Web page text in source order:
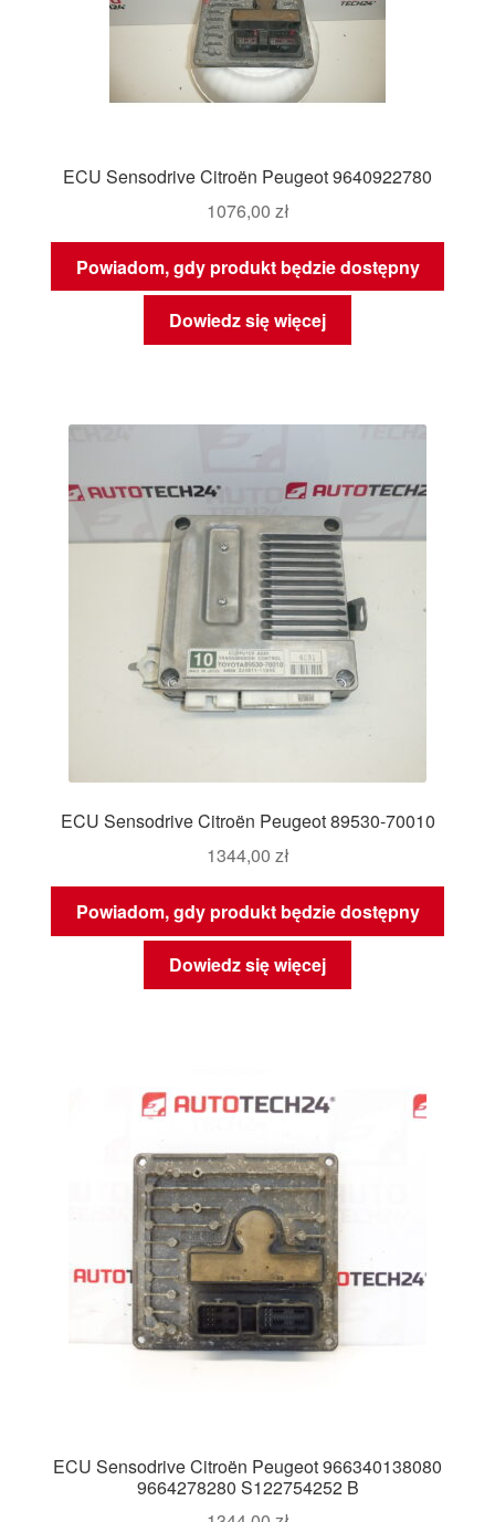
ECU Sensodrive Citroën Peugeot 9640922780
1076,00 zł
Powiadom, gdy produkt będzie dostępny
Dowiedz się więcej
ECU Sensodrive Citroën Peugeot 89530-70010
1344,00 zł
Powiadom, gdy produkt będzie dostępny
Dowiedz się więcej
ECU Sensodrive Citroën Peugeot 966340138080
9664278280 S122754252 B